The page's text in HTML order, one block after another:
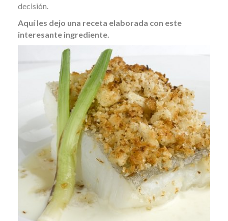
decisión.
Aquí les dejo una receta elaborada con este
interesante ingrediente.